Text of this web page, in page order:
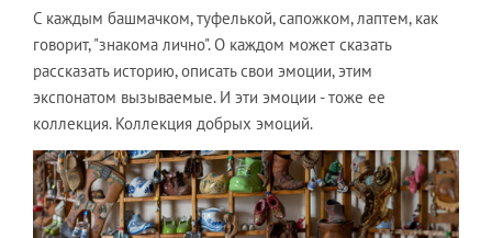
С каждым башмачком, туфелькой, сапожком, лаптем, как
говорит, "знакома лично". О каждом может сказать
рассказать историю, описать свои эмоции, этим
экспонатом вызываемые. И эти эмоции - тоже ее
коллекция. Коллекция добрых эмоций.